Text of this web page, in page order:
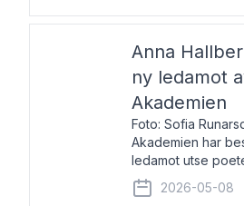
nyinstiftat och
Anna
ny ledamot
Akademien
Foto: Sofia
Akademien har
ledamot utse
litteraturkritikern
efterträder poeten
2026-05-08